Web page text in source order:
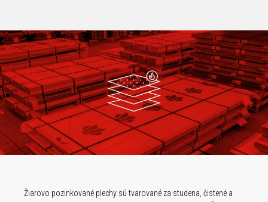
Žiarovo pozinkované plechy sú tvarované za studena, čistené a